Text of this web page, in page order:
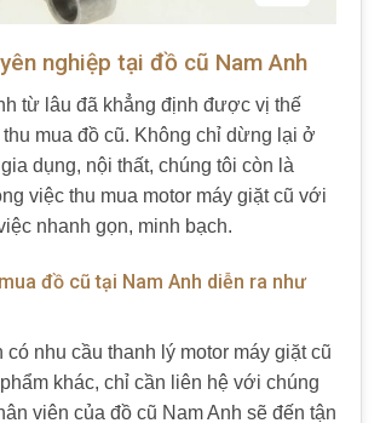
nghiệp tại đồ cũ Nam Anh
từ lâu đã khẳng định được vị thế
mua đồ cũ. Không chỉ dừng lại ở
dụng, nội thất, chúng tôi còn là
việc thu mua motor máy giặt cũ với
nhanh gọn, minh bạch.
đồ cũ tại Nam Anh diễn ra như
có nhu cầu thanh lý motor máy giặt cũ
khác, chỉ cần liên hệ với chúng
viên của đồ cũ Nam Anh sẽ đến tận